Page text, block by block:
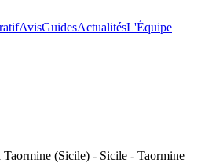
AvisGuidesActualitésL'Équipe
(Sicile) - Sicile - Taormine